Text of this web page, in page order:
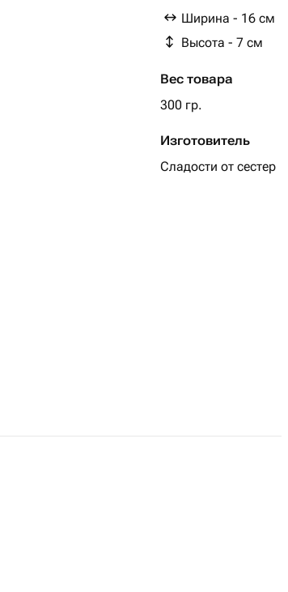
пектин; творожный
натуральная
-Шоколад ягоды:
растительное
пудра; ванильная
Ширина - 16 см
Высота - 7 см
Вес товара
300 гр.
Изготовитель
Сладости от сестер